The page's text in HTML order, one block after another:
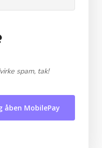
spam, tak!
åben MobilePay